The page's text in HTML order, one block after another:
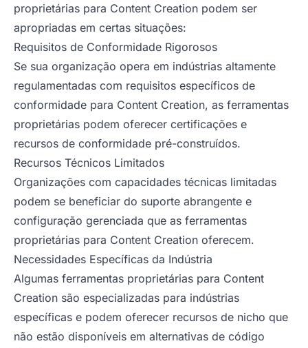
proprietárias para Content Creation podem ser
apropriadas em certas situações:
Requisitos de Conformidade Rigorosos
Se sua organização opera em indústrias altamente
regulamentadas com requisitos específicos de
conformidade para Content Creation, as ferramentas
proprietárias podem oferecer certificações e
recursos de conformidade pré-construídos.
Recursos Técnicos Limitados
Organizações com capacidades técnicas limitadas
podem se beneficiar do suporte abrangente e
configuração gerenciada que as ferramentas
proprietárias para Content Creation oferecem.
Necessidades Específicas da Indústria
Algumas ferramentas proprietárias para Content
Creation são especializadas para indústrias
específicas e podem oferecer recursos de nicho que
não estão disponíveis em alternativas de código